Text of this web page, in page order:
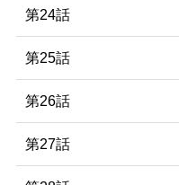
第24話
第25話
第26話
第27話